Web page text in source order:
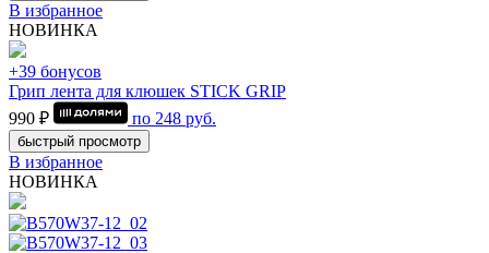
В избранное
НОВИНКА
+39 бонусов
Грип лента для клюшек STICK GRIP
990 ₽
по 248 руб.
быстрый просмотр
В избранное
НОВИНКА